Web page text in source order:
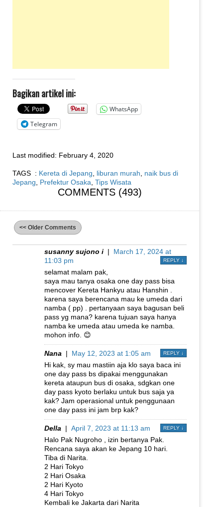
Bagikan artikel ini:
WhatsApp
Telegram
Last modified: February 4, 2020
TAGS : Kereta di Jepang liburan murah
naik bus di
Jepang
Prefektur Osaka Tips Wisata
COMMENTS (493)
<< Older Comments
susanny sujono i | March 17, 2024 at
11:03 pm
REPLY ↓
selamat malam pak,
saya mau tanya osaka one day pass bisa
mencover Kereta Hankyu atau Hanshin .
karena saya berencana mau ke umeda dari
namba ( pp) . pertanyaan saya bagusan beli
pass yg mana? karena tujuan saya hanya
namba ke umeda atau umeda ke namba.
mohon info. 😊
Nana | May 12, 2023 at 1:05 am REPLY ↓
Hi kak, sy mau mastiin aja klo saya baca ini
one day pass bs dipakai menggunakan
kereta ataupun bus di osaka, sdgkan one
day pass kyoto berlaku untuk bus saja ya
kak? Jam operasional untuk penggunaan
one day pass ini jam brp kak?
Della | April 7, 2023 at 11:13 am REPLY ↓
Halo Pak Nugroho , izin bertanya Pak.
Rencana saya akan ke Jepang 10 hari.
Tiba di Narita.
2 Hari Tokyo
2 Hari Osaka
2 Hari Kyoto
4 Hari Tokyo
Kembali ke Jakarta dari Narita